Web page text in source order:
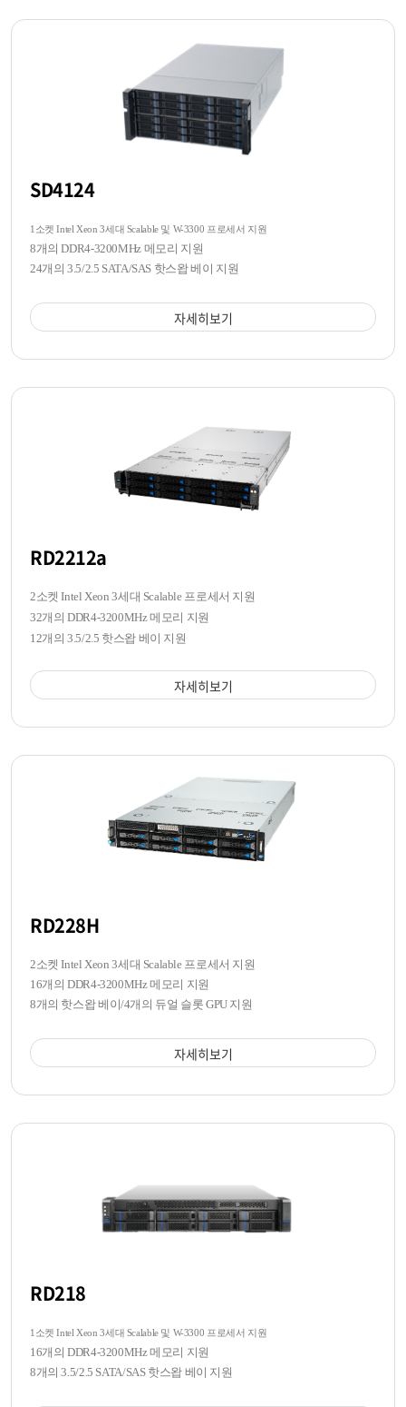
SD4124
1소켓 Intel Xeon 3세대 Scalable 및 W-3300 프로세서 지원
8개의 DDR4-3200MHz 메모리 지원
24개의 3.5/2.5 SATA/SAS 핫스왑 베이 지원
자세히보기
RD2212a
2소켓 Intel Xeon 3세대 Scalable 프로세서 지원
32개의 DDR4-3200MHz 메모리 지원
12개의 3.5/2.5 핫스왑 베이 지원
자세히보기
RD228H
2소켓 Intel Xeon 3세대 Scalable 프로세서 지원
16개의 DDR4-3200MHz 메모리 지원
8개의 핫스왑 베이/4개의 듀얼 슬롯 GPU 지원
자세히보기
RD218
1소켓 Intel Xeon 3세대 Scalable 및 W-3300 프로세서 지원
16개의 DDR4-3200MHz 메모리 지원
8개의 3.5/2.5 SATA/SAS 핫스왑 베이 지원